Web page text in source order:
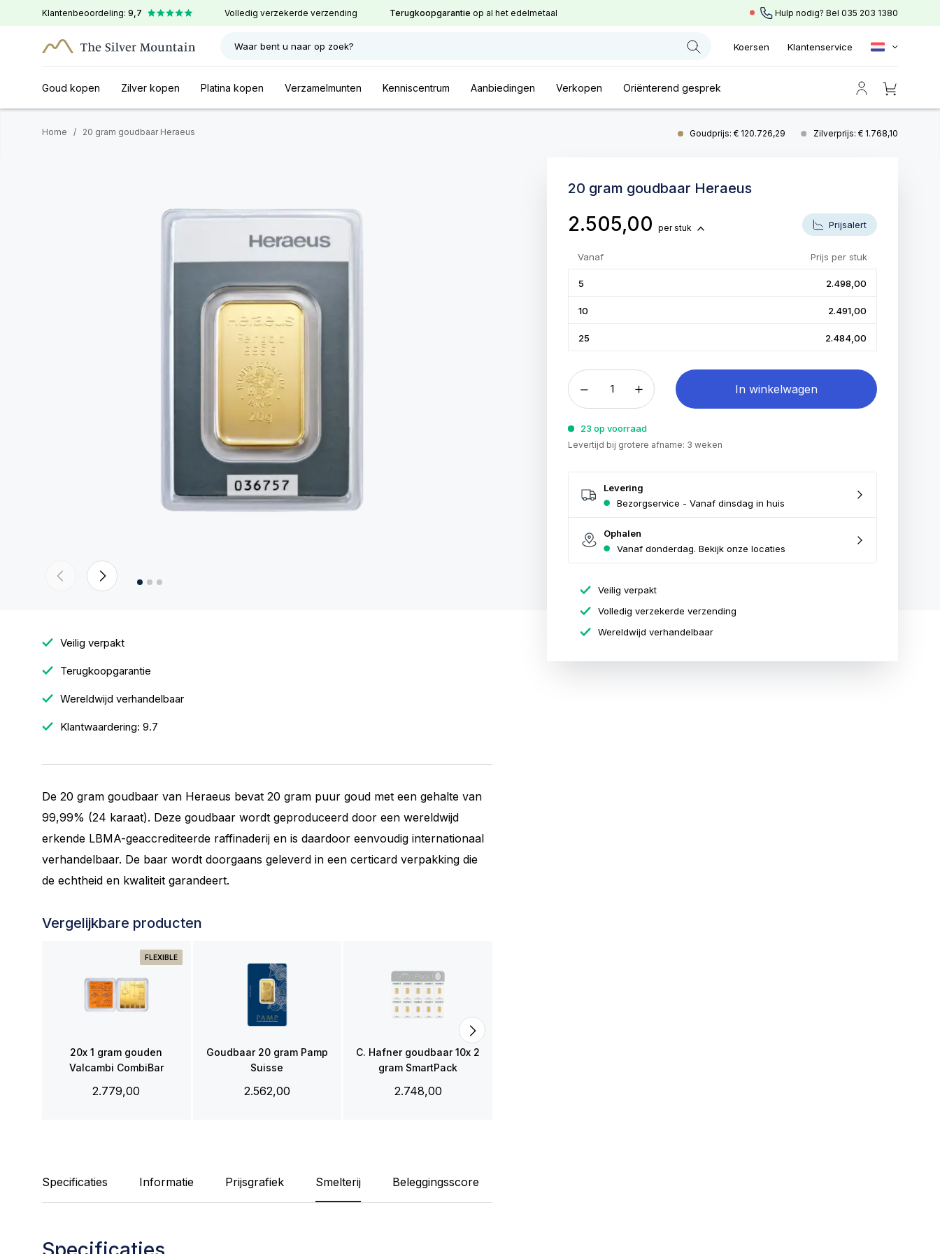
Klantenbeoordeling: 9,7 Volledig verzekerde verzending Terugkoopgarantie op al het edelmetaal Hulp nodig? Bel 035 203 1380
Waar bent u naar op zoek? Koersen Klantenservice
Goud kopen Zilver kopen Platina kopen Verzamelmunten Kenniscentrum Aanbiedingen Verkopen Oriënterend gesprek
Home / 20 gram goudbaar Heraeus Goudprijs: € 120.726,29 Zilverprijs: € 1.768,10
20 gram goudbaar Heraeus
2.505,00 per stuk Prijsalert
Vanaf Prijs per stuk
5 2.498,00
10 2.491,00
25 2.484,00
In winkelwagen
23 op voorraad
Levertijd bij grotere afname: 3 weken
Levering
Bezorgservice - Vanaf dinsdag in huis
Ophalen
Vanaf donderdag. Bekijk onze locaties
Veilig verpakt
Volledig verzekerde verzending
Wereldwijd verhandelbaar
Veilig verpakt
Terugkoopgarantie
Wereldwijd verhandelbaar
Klantwaardering: 9.7
De 20 gram goudbaar van Heraeus bevat 20 gram puur goud met een gehalte van
99,99% (24 karaat). Deze goudbaar wordt geproduceerd door een wereldwijd
erkende LBMA-geaccrediteerde raffinaderij en is daardoor eenvoudig internationaal
verhandelbaar. De baar wordt doorgaans geleverd in een certicard verpakking die
de echtheid en kwaliteit garandeert.
Vergelijkbare producten
FLEXIBLE
20x 1 gram gouden
Valcambi CombiBar
2.779,00
Goudbaar 20 gram Pamp
Suisse
2.562,00
C. Hafner goudbaar 10x 2
gram SmartPack
2.748,00
Specificaties Informatie Prijsgrafiek Smelterij Beleggingsscore